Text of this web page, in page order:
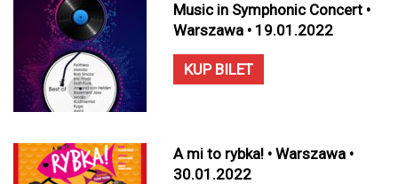
Music in Symphonic Concert •
Warszawa • 19.01.2022
KUP BILET
A mi to rybka! • Warszawa •
30.01.2022